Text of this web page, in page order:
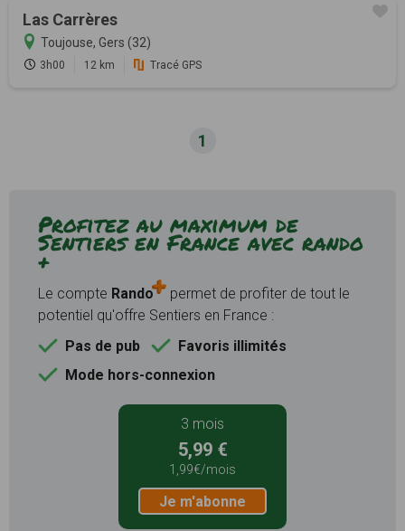
Las Carrères
Toujouse, Gers (32)
3h00 12 km Tracé GPS
1
Profitez au maximum de
Sentiers en France avec rando
+
Le compte Rando
permet de profiter de tout le
potentiel qu'offre Sentiers en France :
Pas de pub
Favoris illimités
Mode hors-connexion
3 mois
5,99 €
1,99€/mois
Je m'abonne